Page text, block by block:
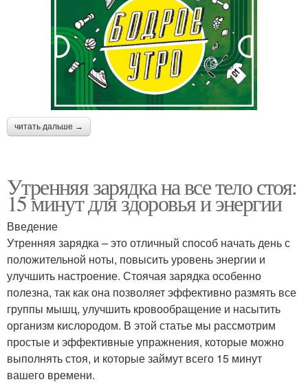
читать дальше →
Утренняя зарядка на все тело стоя:
15 минут для здоровья и энергии
Введение
Утренняя зарядка – это отличный способ начать день с
положительной ноты, повысить уровень энергии и
улучшить настроение. Стоячая зарядка особенно
полезна, так как она позволяет эффективно размять все
группы мышц, улучшить кровообращение и насытить
организм кислородом. В этой статье мы рассмотрим
простые и эффективные упражнения, которые можно
выполнять стоя, и которые займут всего 15 минут
вашего времени.